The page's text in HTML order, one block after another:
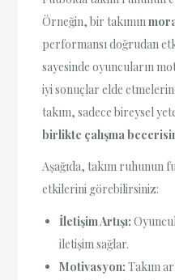
Örneğin, bir takımın
performansı doğrudan
sayesinde oyuncuların
iyi sonuçlar elde
takım, sadece bireysel
birlikte çalışma
Aşağıda, takım ruhunun
etkilerini görebilirsiniz:
İletişim Artışı:
iletişim sağlar.
Motivasyon: Takım